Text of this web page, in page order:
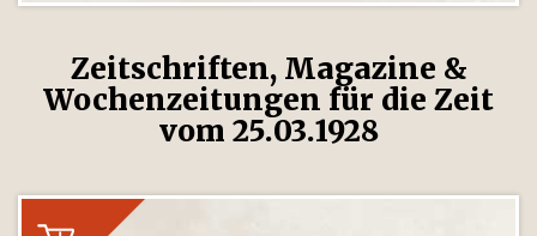
Zeitschriften, Magazine &
Wochenzeitungen für die Zeit
vom 25.03.1928